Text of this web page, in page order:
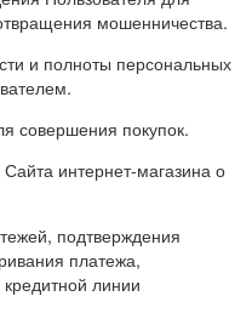
мошенничества.
и полноты персональных
совершения покупок.
интернет-магазина о
подтверждения
платежа,
линии